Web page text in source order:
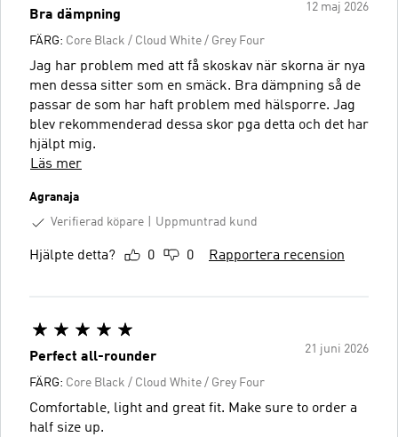
12 maj 2026
Bra dämpning
FÄRG: Core Black / Cloud White / Grey Four
Jag har problem med att få skoskav när skorna är nya
men dessa sitter som en smäck. Bra dämpning så de
passar de som har haft problem med hälsporre. Jag
blev rekommenderad dessa skor pga detta och det har
hjälpt mig.
Läs mer
Agranaja
Verifierad köpare
Uppmuntrad kund
Hjälpte detta? 0 0 Rapportera recension
21 juni 2026
Perfect all-rounder
FÄRG: Core Black / Cloud White / Grey Four
Comfortable, light and great fit. Make sure to order a
half size up.